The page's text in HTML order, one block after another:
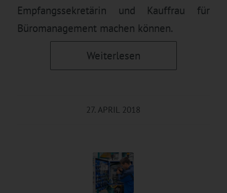
Empfangssekretärin und Kauffrau für
Büromanagement machen können.
Weiterlesen
27. APRIL 2018